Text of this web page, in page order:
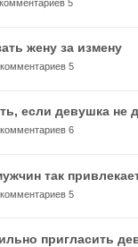
комментариев 5
жену за измену
комментариев 5
если девушка не
комментариев 6
так
комментариев 5
пригласить